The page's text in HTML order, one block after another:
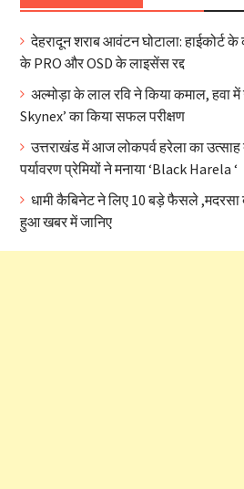
देहरादून शराब आवंटन घोटाला: हाईकोर्ट
के PRO और OSD के लाइसेंस रद्द
अल्मोड़ा के लाल रवि ने किया कमाल, हवा
Skynex’ का किया सफल परीक्षण
उत्तराखंड में आज लोकपर्व हरेला का उत्साह
पर्यावरण प्रेमियों ने मनाया ‘Black Harela ‘
धामी कैबिनेट ने लिए 10 बड़े फैसले ,मदरसा
हुआ खबर में जानिए